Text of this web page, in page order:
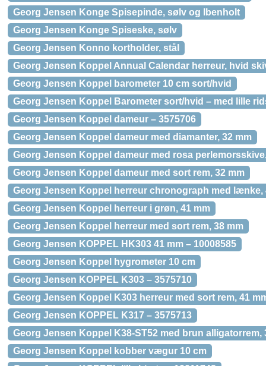
Georg Jensen Konge Spisepinde, sølv og Ibenholt
Georg Jensen Konge Spiseske, sølv
Georg Jensen Konno kortholder, stål
Georg Jensen Koppel Annual Calendar herreur, hvid
Georg Jensen Koppel barometer 10 cm sort/hvid
Georg Jensen Koppel Barometer sort/hvid – med lille
Georg Jensen Koppel dameur – 3575706
Georg Jensen Koppel dameur med diamanter, 32 mm
Georg Jensen Koppel dameur med rosa
Georg Jensen Koppel dameur med sort rem, 32 mm
Georg Jensen Koppel herreur chronograph med lænke,
Georg Jensen Koppel herreur i grøn, 41 mm
Georg Jensen Koppel herreur med sort rem, 38 mm
Georg Jensen KOPPEL HK303 41 mm – 10008585
Georg Jensen Koppel hygrometer 10 cm
Georg Jensen KOPPEL K303 – 3575710
Georg Jensen Koppel K303 herreur med sort rem, 41
Georg Jensen KOPPEL K317 – 3575713
Georg Jensen Koppel K38-ST52 med brun alligatorrem,
Georg Jensen Koppel kobber vægur 10 cm